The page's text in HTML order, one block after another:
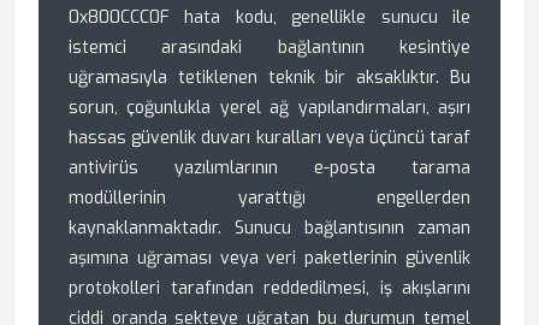
0x800CCC0F hata kodu, genellikle sunucu ile
istemci arasındaki bağlantının kesintiye
uğramasıyla tetiklenen teknik bir aksaklıktır. Bu
sorun, çoğunlukla yerel ağ yapılandırmaları, aşırı
hassas güvenlik duvarı kuralları veya üçüncü taraf
antivirüs yazılımlarının e-posta tarama
modüllerinin yarattığı engellerden
kaynaklanmaktadır. Sunucu bağlantısının zaman
aşımına uğraması veya veri paketlerinin güvenlik
protokolleri tarafından reddedilmesi, iş akışlarını
ciddi oranda sekteye uğratan bu durumun temel